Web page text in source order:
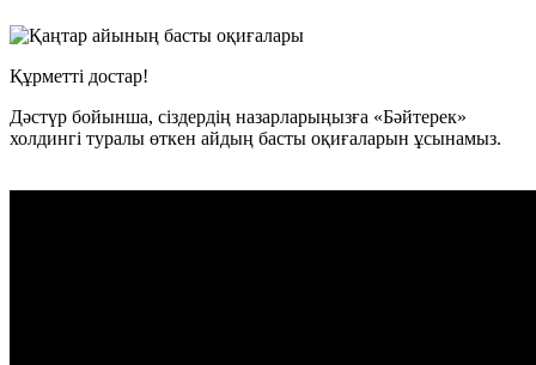
Құрметті достар!
Дәстүр бойынша, сіздердің назарларыңызға «Бәйтерек»
холдингі туралы өткен айдың басты оқиғаларын ұсынамыз.